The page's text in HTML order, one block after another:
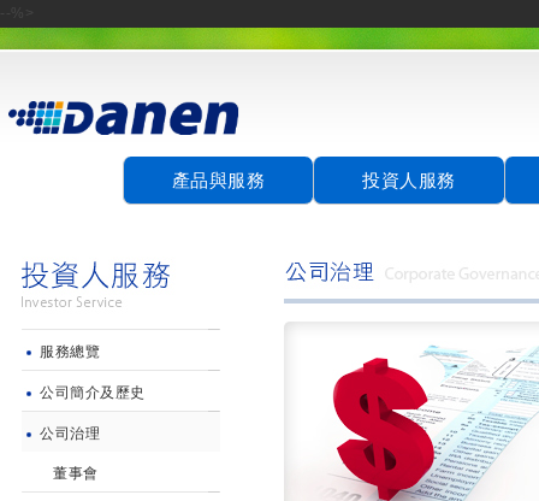
產品與服務 投資人服務
服務總覽
公司簡介及歷史
公司治理
董事會